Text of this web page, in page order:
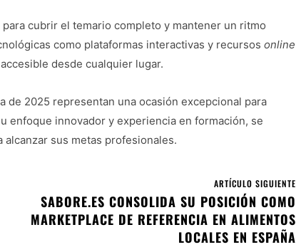
cubrir el temario completo y mantener un ritmo
como plataformas interactivas y recursos online
desde cualquier lugar.
2025 representan una ocasión excepcional para
enfoque innovador y experiencia en formación, se
sus metas profesionales.
ARTÍCULO SIGUIENTE
SABORE.ES CONSOLIDA SU POSICIÓN COMO
MARKETPLACE DE REFERENCIA EN ALIMENTOS
LOCALES EN ESPAÑA